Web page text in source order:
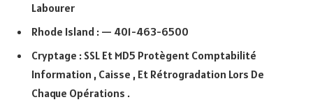
Labourer
Rhode Island : — 401-463-6500
Cryptage : SSL Et MD5 Protègent Comptabilité
Information , Caisse , Et Rétrogradation Lors De
Chaque Opérations .